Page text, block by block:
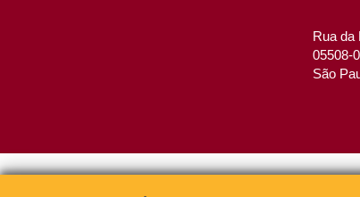
Rua da
05508-
São